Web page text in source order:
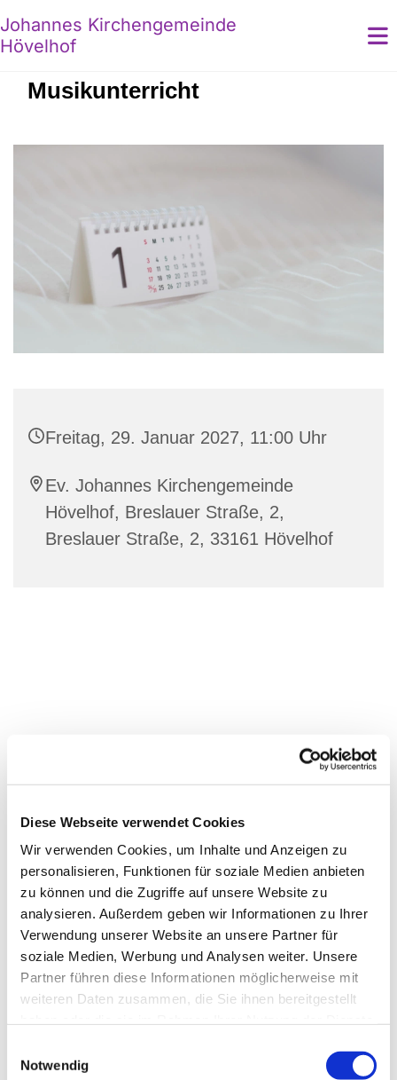
Diese Webseite verwendet Cookies
Wir verwenden Cookies, um Inhalte und Anzeigen zu
personalisieren, Funktionen für soziale Medien anbieten
zu können und die Zugriffe auf unsere Website zu
analysieren. Außerdem geben wir Informationen zu Ihrer
Verwendung unserer Website an unsere Partner für
soziale Medien, Werbung und Analysen weiter. Unsere
Partner führen diese Informationen möglicherweise mit
weiteren Daten zusammen, die Sie ihnen bereitgestellt
Notwendig
Johannes Kirchengemeinde
Hövelhof
Musikunterricht
Freitag, 29. Januar 2027, 11:00 Uhr
Ev. Johannes Kirchengemeinde
Hövelhof, Breslauer Straße, 2,
Breslauer Straße, 2, 33161 Hövelhof
Dies könnte Sie auch
interessieren